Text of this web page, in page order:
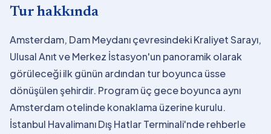
Tur hakkında
Amsterdam, Dam Meydanı çevresindeki Kraliyet Sarayı,
Ulusal Anıt ve Merkez İstasyon'un panoramik olarak
görüleceği ilk günün ardından tur boyunca üsse
dönüşülen şehirdir. Program üç gece boyunca aynı
Amsterdam otelinde konaklama üzerine kurulu.
İstanbul Havalimanı Dış Hatlar Terminali'nde rehberle